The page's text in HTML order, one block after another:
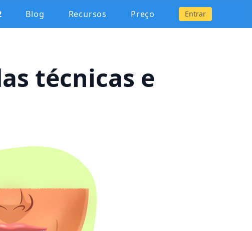
Blog Recursos Preço Entrar
técnicas e